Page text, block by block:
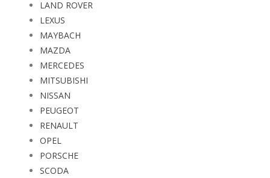
LEXUS
MAYBACH
MAZDA
MERCEDES
MITSUBISHI
NISSAN
PEUGEOT
RENAULT
OPEL
PORSCHE
SCODA
SUBARU